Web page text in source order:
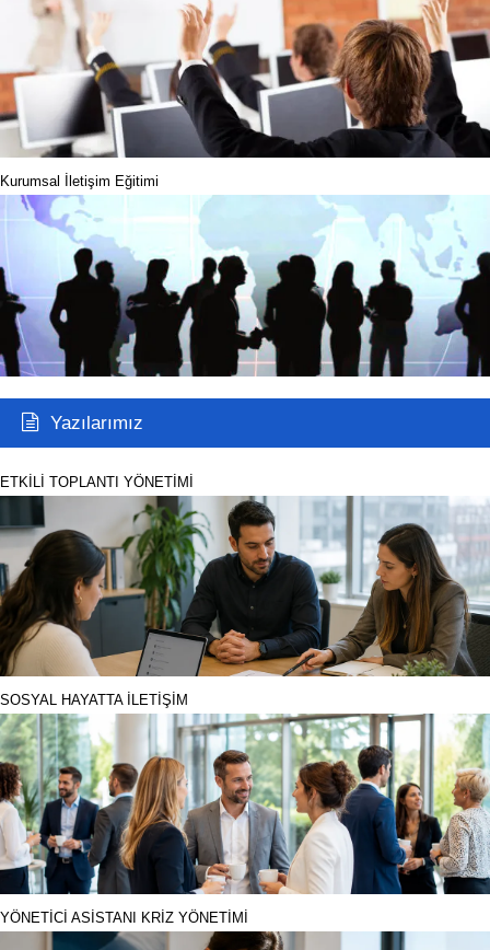
Kurumsal İletişim Eğitimi
Yazılarımız
ETKİLİ TOPLANTI YÖNETİMİ
SOSYAL HAYATTA İLETİŞİM
YÖNETİCİ ASİSTANI KRİZ YÖNETİMİ